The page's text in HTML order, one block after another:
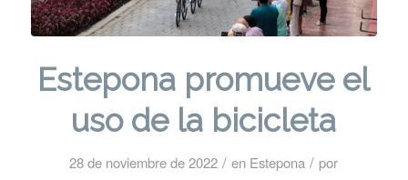
Estepona promueve el
uso de la bicicleta
28 de noviembre de 2022 / en Estepona / por